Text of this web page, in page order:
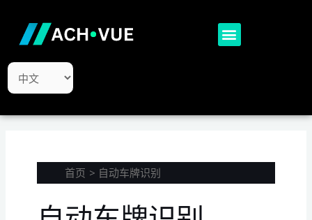
容
Menu
选
择
言
首页 自动车牌识别